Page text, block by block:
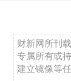
财新网所刊
专属所有或
建立镜像等任